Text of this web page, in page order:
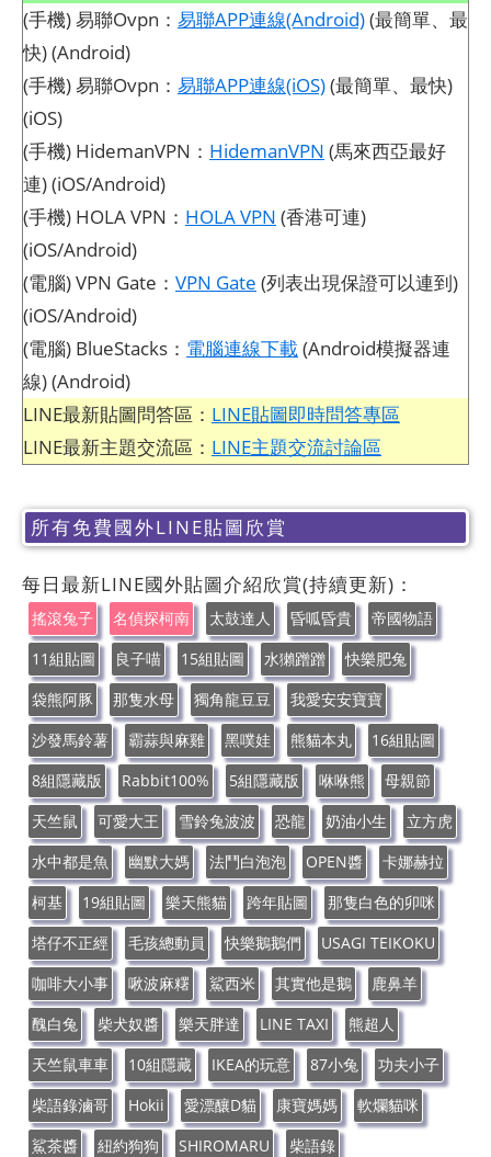
(手機) 易聯Ovpn： 易聯APP連線(Android)(最簡單、最
快) (Android)
(手機) 易聯Ovpn： 易聯APP連線(iOS)(最簡單、最快)
(iOS)
(手機) HidemanVPN： HidemanVPN (馬來西亞最好
連) (iOS/Android)
(手機) HOLA VPN： HOLA VPN (香港可連)
(iOS/Android)
(電腦) VPN Gate： VPN Gate (列表出現保證可以連到)
(iOS/Android)
(電腦) BlueStacks： 電腦連線下載(Android模擬器連
線) (Android)
LINE最新貼圖問答區： LINE貼圖即時問答專區
LINE最新主題交流區： LINE主題交流討論區
所有免費國外LINE貼圖欣賞
每日最新LINE國外貼圖介紹欣賞(持續更新)：
搖滾兔子 名偵探柯南 太鼓達人 昏呱昏貴
帝國物語
11組貼圖
良子喵 15組貼圖 水獺蹭蹭
快樂肥兔
袋熊阿豚
那隻水母 獨角龍豆豆
我愛安安寶寶
沙發馬鈴薯
霸蒜與麻雞 黑噗娃 熊貓本丸
16組貼圖
8組隱藏版
Rabbit100% 5組隱藏版 咻咻熊
母親節
天竺鼠
可愛大王 雪鈴兔波波 恐龍 奶油小生
立方虎
水中都是魚
幽默大媽 法鬥白泡泡 OPEN醬
卡娜赫拉
柯基
19組貼圖 樂天熊貓 跨年貼圖
那隻白色的卯咪
塔仔不正經
毛孩總動員 快樂鵝鵝們
USAGI TEIKOKU
咖啡大小事
啾波麻糬 鯊西米 其實他是鵝
鹿鼻羊
醜白兔
柴犬奴醬 樂天胖達 LINE TAXI
熊超人
天竺鼠車車
10組隱藏 IKEA的玩意 87小兔
功夫小子
柴語錄滷哥
Hokii 愛漂釀D貓 康寶媽媽
軟爛貓咪
鯊茶醬
紐約狗狗 SHIROMARU
柴語錄